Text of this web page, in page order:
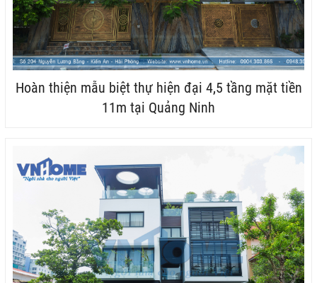
Hoàn thiện mẫu biệt thự hiện đại 4,5 tầng mặt tiền
11m tại Quảng Ninh